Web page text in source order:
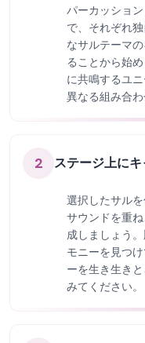
パーカッショ
で、それぞれ
なサルテーマ
ることから始
に共鳴するユ
異なる組み合わ
2 ステージ上に
選択したサル
サウンドを重
成しましょう
モニーを見つ
ーを生き生き
みてください。